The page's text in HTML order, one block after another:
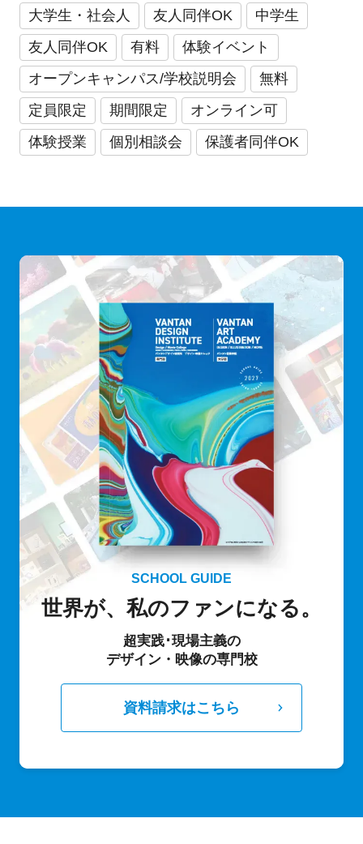
大学生・社会人 友人同伴OK
中学生
友人同伴OK
有料
体験イベント
オープンキャンパス/学校説明会
無料
定員限定
期間限定
オンライン可
体験授業
個別相談会 保護者同伴OK
SCHOOL GUIDE
世界が、私のファンになる。
超実践･現場主義の
デザイン・映像の専門校
資料請求はこちら